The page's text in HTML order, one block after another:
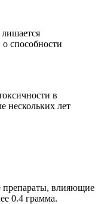
способности
в
нескольких лет
препараты, влияющие
0.4 грамма.